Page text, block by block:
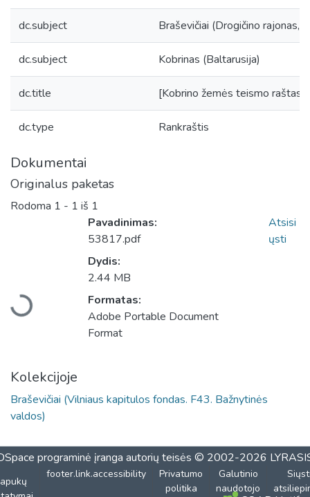
dc.subject Braševičiai (Drogičino rajonas,
dc.subject Kobrinas (Baltarusija)
dc.title [Kobrino žemės teismo raštas
dc.type Rankraštis
Dokumentai
Originalus paketas
Rodoma 1 - 1 iš 1
Įkeliama...
Pavadinimas:
53817.pdf
Dydis:
2.44 MB
Formatas:
Adobe Portable Document
Format
Atsisi
ųsti
Kolekcijoje
Braševičiai (Vilniaus kapitulos fondas. F43. Bažnytinės
valdos)
programinė įranga autorių teisės © 2002-2026
footer.link.accessibility
Privatumo
politika
Galutinio
naudotojo